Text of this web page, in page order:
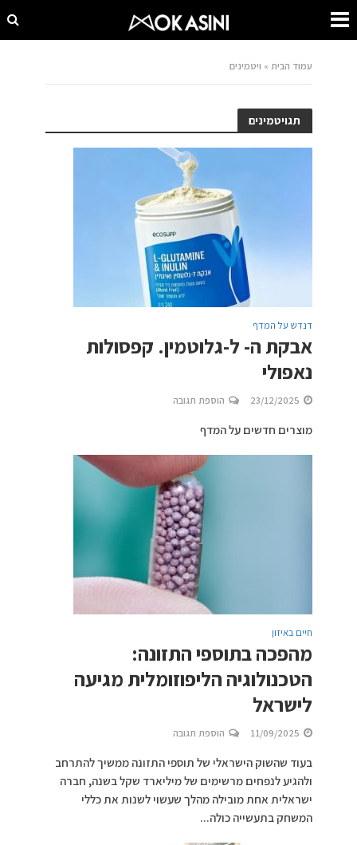
עמוד הבית » ויטמינים
תגויטמינים
דנדש על המדף
אבקת ה- ל-גלוטמין. קפסולות
נאפולי
23/12/2025 הוספת תגובה
מוצרים חדשים על המדף
חיים באיזון
מהפכה בתוספי התזונה:
הטכנולוגיה הליפוזומלית מגיעה
לישראל
11/09/2025 הוספת תגובה
בעוד שהשוק הישראלי של תוספי התזונה ממשיך להתרחב
ולהגיע לנפחים מרשימים של מיליארד שקל בשנה, חברה
ישראלית אחת מובילה מהלך שעשוי לשנות את כללי
המשחק בתעשייה כולה...